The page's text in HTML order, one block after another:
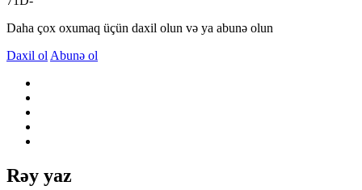
Daha çox oxumaq üçün daxil olun və ya abunə olun
Daxil ol Abunə ol
Rəy yaz